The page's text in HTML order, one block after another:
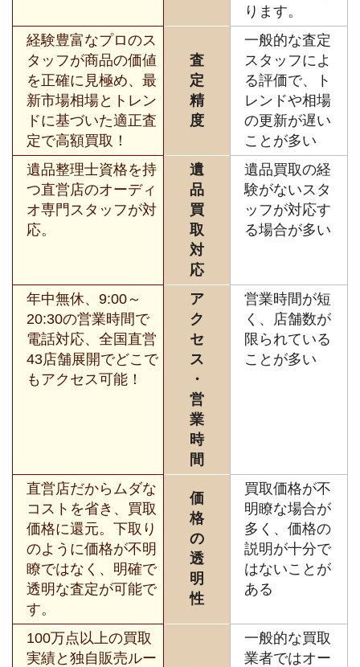
ります。
経験豊富なプロのス
タッフが商品の価値
を正確に見極め、最
新市場相場とトレン
ドに基づいた適正査
定で高額買取！
査
定
精
度
一般的な査定
スタッフによ
る評価で、ト
レンドや相場
の更新が遅い
ことが多い
遺品整理士資格を持
つ直営店のオーディ
オ専門スタッフが対
応。
遺
品
買
取
対
応
遺品買取の経
験がないスタ
ッフが対応す
る場合が多い
年中無休、9:00～
20:30の営業時間で
電話対応、全国直営
43店舗展開でどこで
もアクセス可能！
ア
ク
セ
ス
・
営
業
時
間
営業時間が短
く、店舗数が
限られている
ことが多い
直営店だからムダな
コストを省き、買取
価格に還元。下取り
のように価格が不明
瞭ではなく、明確で
透明な査定が可能で
す。
価
格
の
透
明
性
買取価格が不
明瞭な場合が
多く、価格の
説明が十分で
はないことが
ある
100万点以上の買取
実績と独自販売ルー
一般的な買取
業者ではオー